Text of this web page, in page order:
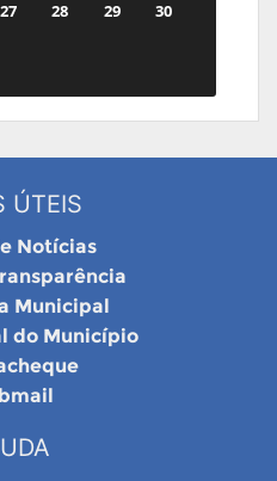
27 28 29
30
ÚTEIS
Notícias
Municipal
do Município